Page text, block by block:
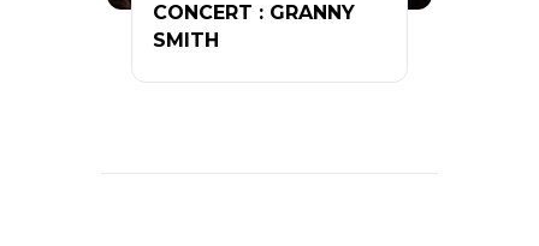
CONCERT : GRANNY
SMITH